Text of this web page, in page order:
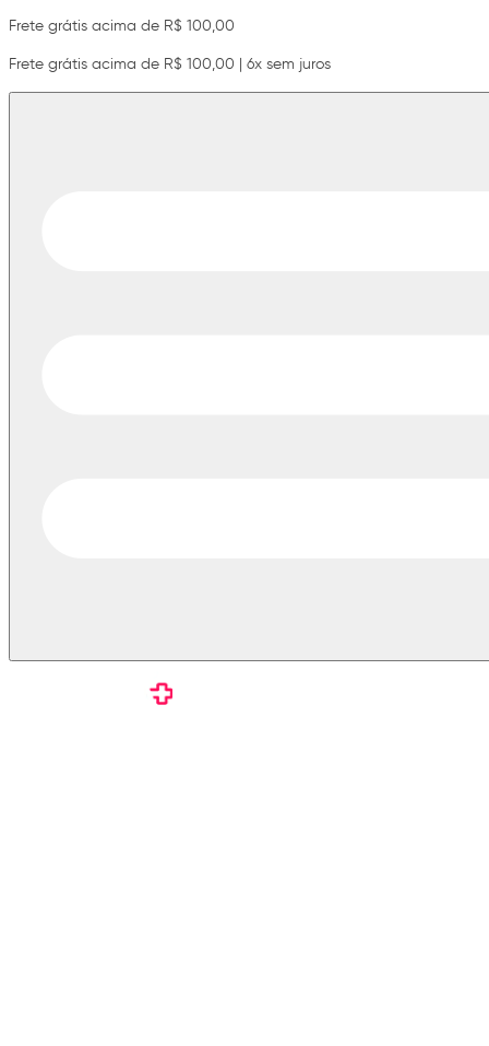
Frete grátis acima de R$ 100,00
Frete grátis acima de R$ 100,00 | 6x sem juros